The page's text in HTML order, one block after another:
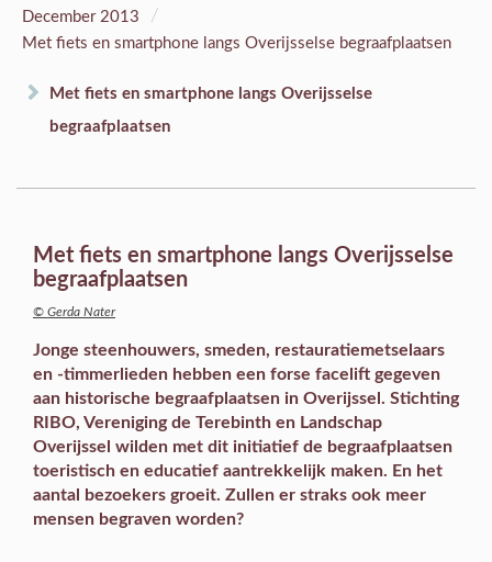
December 2013 /
Met fiets en smartphone langs Overijsselse begraafplaatsen
Met fiets en smartphone langs Overijsselse
begraafplaatsen
Met fiets en smartphone langs Overijsselse
begraafplaatsen
© Gerda Nater
Jonge steenhouwers, smeden, restauratiemetselaars
en -timmerlieden hebben een forse facelift gegeven
aan historische begraafplaatsen in Overijssel. Stichting
RIBO, Vereniging de Terebinth en Landschap
Overijssel wilden met dit initiatief de begraafplaatsen
toeristisch en educatief aantrekkelijk maken. En het
aantal bezoekers groeit. Zullen er straks ook meer
mensen begraven worden?